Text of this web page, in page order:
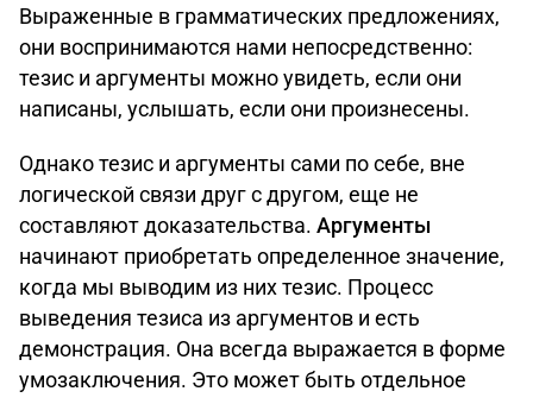
Выраженные в грамматических предложениях,
они воспринимаются нами непосредственно:
тезис и аргументы можно увидеть, если они
написаны, услышать, если они произнесены.
Однако тезис и аргументы сами по себе, вне
логической связи друг с другом, еще не
составляют доказательства. Аргументы
начинают приобретать определенное значение,
когда мы выводим из них тезис. Процесс
выведения тезиса из аргументов и есть
демонстрация. Она всегда выражается в форме
умозаключения. Это может быть отдельное